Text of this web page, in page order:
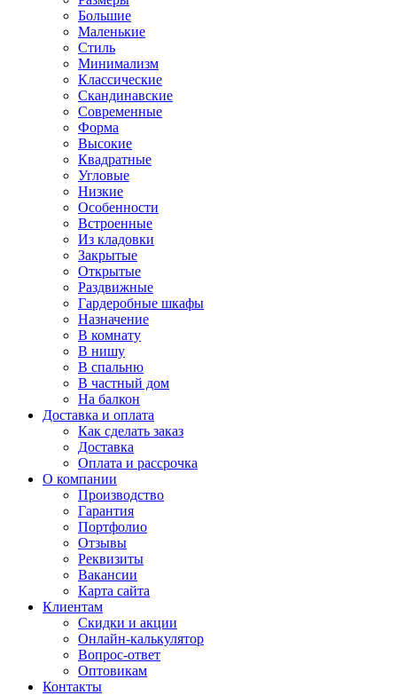
Большие
Маленькие
Стиль
Минимализм
Классические
Скандинавские
Современные
Форма
Высокие
Квадратные
Угловые
Низкие
Особенности
Встроенные
Из кладовки
Закрытые
Открытые
Раздвижные
Гардеробные шкафы
Назначение
В комнату
В нишу
В спальню
В частный дом
На балкон
Доставка и оплата
Как сделать заказ
Доставка
Оплата и рассрочка
О компании
Производство
Гарантия
Портфолио
Отзывы
Реквизиты
Вакансии
Карта сайта
Клиентам
Скидки и акции
Онлайн-калькулятор
Вопрос-ответ
Оптовикам
Контакты